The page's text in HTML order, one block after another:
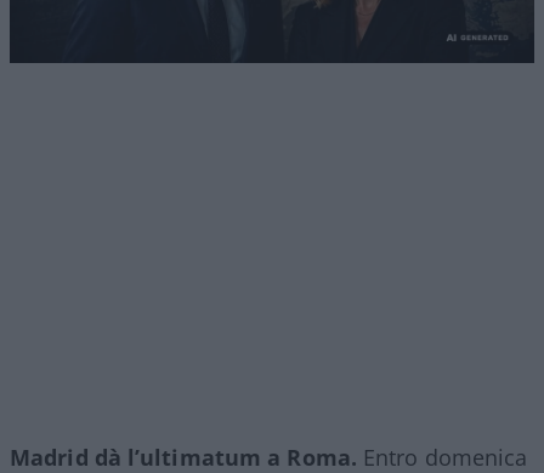
Madrid dà l’ultimatum a Roma. Entro domenica